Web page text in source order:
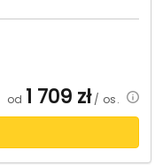
od 1 709 zł/ os.